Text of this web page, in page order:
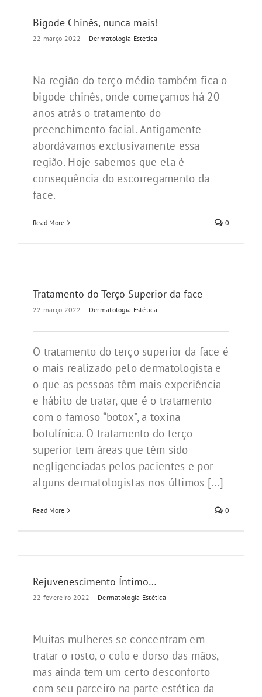
Bigode Chinês, nunca mais!
22 março 2022 | Dermatologia Estética
Na região do terço médio também fica o
bigode chinês, onde começamos há 20
anos atrás o tratamento do
preenchimento facial. Antigamente
abordávamos exclusivamente essa
região. Hoje sabemos que ela é
consequência do escorregamento da
face.
Read More 0
Tratamento do Terço Superior da face
22 março 2022 | Dermatologia Estética
O tratamento do terço superior da face é
o mais realizado pelo dermatologista e
o que as pessoas têm mais experiência
e hábito de tratar, que é o tratamento
com o famoso “botox”, a toxina
botulínica. O tratamento do terço
superior tem áreas que têm sido
negligenciadas pelos pacientes e por
alguns dermatologistas nos últimos [...]
Read More 0
Rejuvenescimento Íntimo…
22 fevereiro 2022 | Dermatologia Estética
Muitas mulheres se concentram em
tratar o rosto, o colo e dorso das mãos,
mas ainda tem um certo desconforto
com seu parceiro na parte estética da